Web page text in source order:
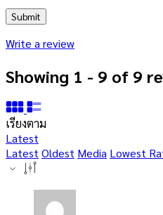
Write a review
Showing 1 - 9 of 9
เรียงตาม
Latest
Latest Oldest Media Lowest